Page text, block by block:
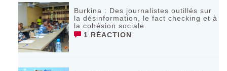
Burkina : Des journalistes outillés sur
la désinformation, le fact checking et à
la cohésion sociale
1 RÉACTION